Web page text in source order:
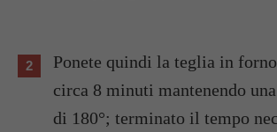
Ponete quindi la teglia in forno già caldo per
circa 8 minuti mantenendo
di 180°; terminato il tempo